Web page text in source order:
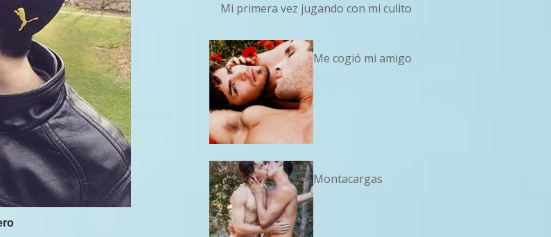
Mi primera vez jugando con mi culito
Me cogió mi amigo
Montacargas